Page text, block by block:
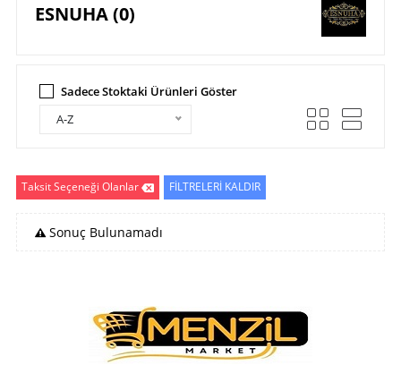
ESNUHA (0)
Sadece Stoktaki Ürünleri Göster
A-Z
Taksit Seçeneği Olanlar FİLTRELERİ KALDIR
Sonuç Bulunamadı